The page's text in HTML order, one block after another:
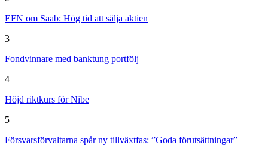
EFN om Saab: Hög tid att sälja aktien
3
Fondvinnare med banktung portfölj
4
Höjd riktkurs för Nibe
5
Försvarsförvaltarna spår ny tillväxtfas: ”Goda förutsättningar”